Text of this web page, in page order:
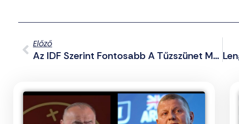
Előző
Az IDF Szerint Fontosabb A Tűzszünet Megkötése, Mint A Hamász Kiiktatása